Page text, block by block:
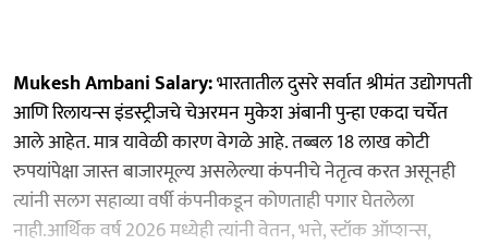
Mukesh Ambani Salary:भारतातील दुसरे सर्वात श्रीमंत उद्योगपती
आणि रिलायन्स इंडस्ट्रीजचे चेअरमन मुकेश अंबानी पुन्हा एकदा चर्चेत
आले आहेत. मात्र यावेळी कारण वेगळे आहे. तब्बल 18 लाख कोटी
रुपयांपेक्षा जास्त बाजारमूल्य असलेल्या कंपनीचे नेतृत्व करत असूनही
त्यांनी सलग सहाव्या वर्षी कंपनीकडून कोणताही पगार घेतलेला
नाही.आर्थिक वर्ष 2026 मध्येही त्यांनी वेतन, भत्ते, स्टॉक ऑप्शन्स,